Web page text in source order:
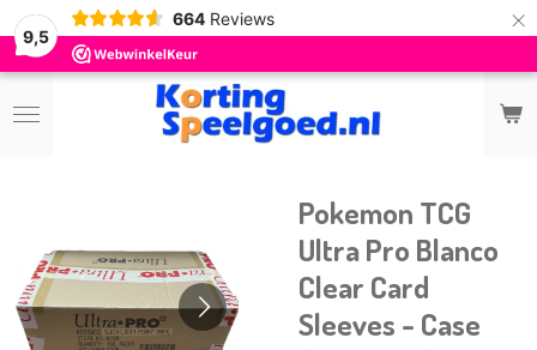
9,5
664 Reviews ×
Pokemon TCG
Ultra Pro Blanco
Clear Card
Sleeves - Case